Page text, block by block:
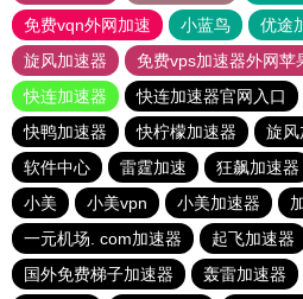
免费vqn外网加速
小蓝鸟 优途
旋风加速器
免费vps加速器外网苹
快连加速器
快连加速器官网入口
快鸭加速器
快柠檬加速器 旋风
软件中心
雷霆加速 狂飙加速器
小美
小美vpn 小美加速器
一元机场. com加速器
起飞加速器
国外免费梯子加速器
轰雷加速器